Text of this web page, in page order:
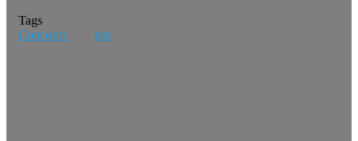
Tags
Concours
test